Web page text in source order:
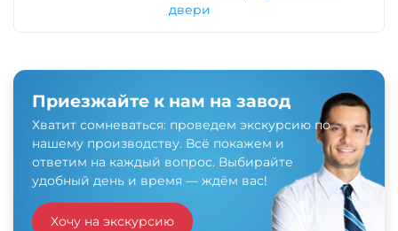
двери
Приезжайте к нам на завод
Хватит сомневаться: проведем экскурсию по
нашему производству. Всё покажем и
ответим на каждый вопрос. Выбирайте
удобный день и время — ждём вас!
Хочу на экскурсию